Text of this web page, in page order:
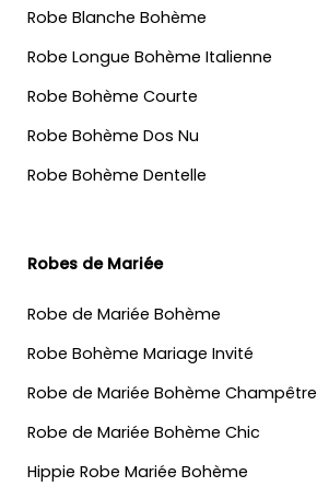
Robe Blanche Bohème
Robe Longue Bohème Italienne
Robe Bohème Courte
Robe Bohème Dos Nu
Robe Bohème Dentelle
Robes de Mariée
Robe de Mariée Bohème
Robe Bohème Mariage Invité
Robe de Mariée Bohème Champêtre
Robe de Mariée Bohème Chic
Hippie Robe Mariée Bohème